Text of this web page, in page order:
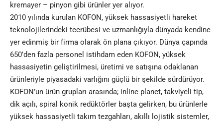
kremayer – pinyon gibi ürünler yer alıyor.
2010 yılında kurulan KOFON, yüksek hassasiyetli hareket
teknolojilerindeki tecrübesi ve uzmanlığıyla dünyada kendine
yer edinmiş bir firma olarak ön plana çıkıyor. Dünya çapında
650’den fazla personel istihdam eden KOFON, yüksek
hassasiyetin geliştirilmesi, üretimi ve satışına odaklanan
ürünleriyle piyasadaki varlığını güçlü bir şekilde sürdürüyor.
KOFON’un ürün grupları arasında; inline planet, takviyeli tip,
dik açılı, spiral konik redüktörler başta gelirken, bu ürünlerle
yüksek hassasiyetli takım tezgahları, akıllı lojistik sistemler,